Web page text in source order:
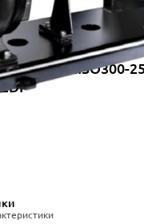
CNP NISO300-